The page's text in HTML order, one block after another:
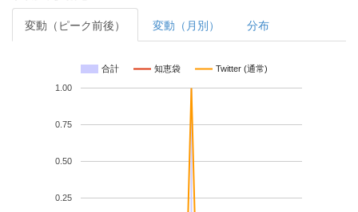
変動（ピーク前後） 変動（月別） 分布
合計 知恵袋 Twitter (通常)
0.25
0.50
0.75
1.00